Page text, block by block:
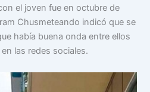
el joven fue en octubre de
Chusmeteando indicó que se
había buena onda entre ellos
las redes sociales.